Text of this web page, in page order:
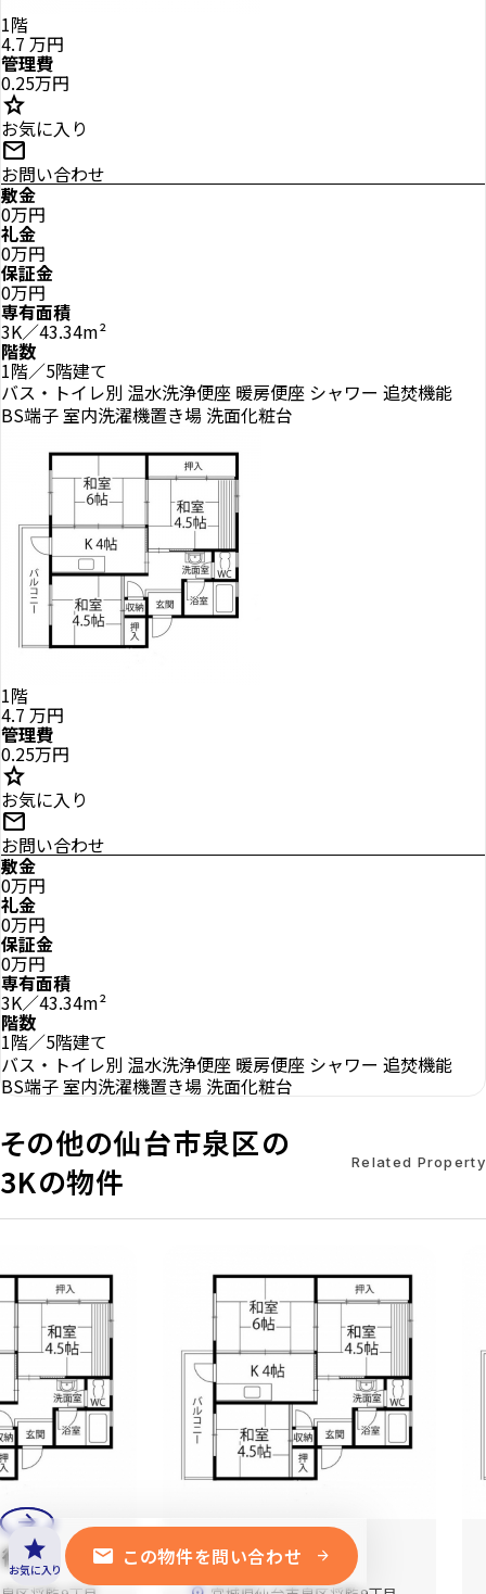
1階
4.7 万円
管理費
0.25万円
star
お気に入り
mail
お問い合わせ
敷金
0万円
礼金
0万円
保証金
0万円
専有面積
3K／43.34m²
階数
1階／5階建て
バス・トイレ別 温水洗浄便座 暖房便座 シャワー 追焚機能
BS端子室内洗濯機置き場 洗面化粧台
1階
4.7 万円
管理費
0.25万円
star
お気に入り
mail
お問い合わせ
敷金
0万円
礼金
0万円
保証金
0万円
専有面積
3K／43.34m²
階数
1階／5階建て
バス・トイレ別 温水洗浄便座 暖房便座 シャワー 追焚機能
BS端子室内洗濯機置き場 洗面化粧台
その他の仙台市泉区の
3Kの物件
Related Property
arrow_back
arrow_forward
区 将監団地二街区
star
お気に入り mail この物件を問い合わせ arrow_forward